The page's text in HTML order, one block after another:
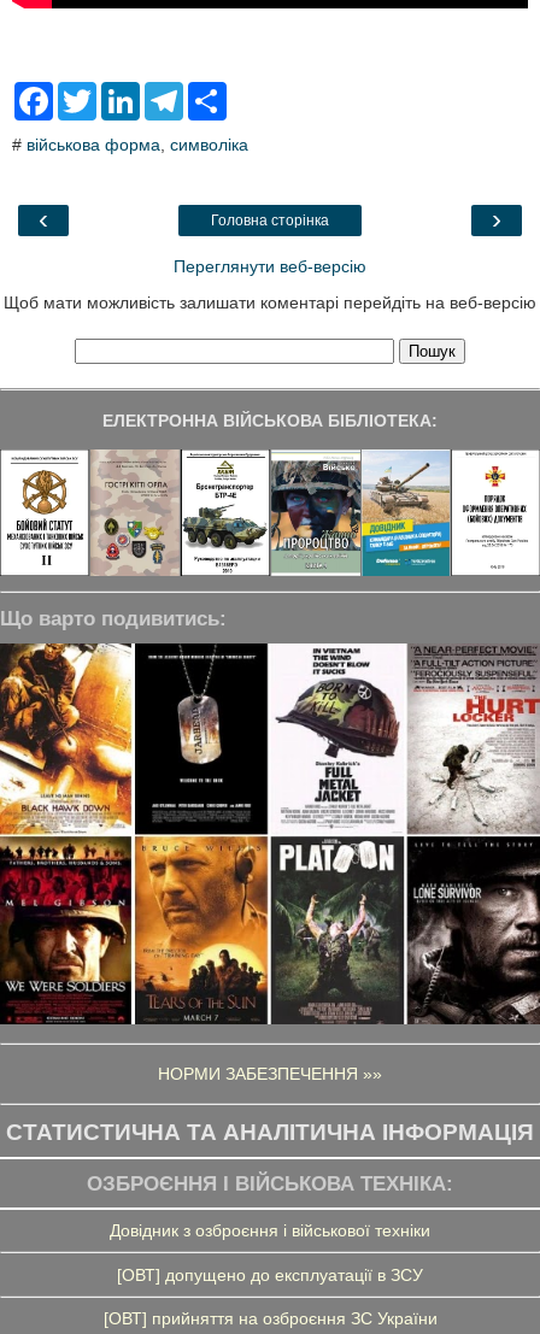
F
e
o
T
t
L
k
T
e
a
r
# військова форма символіка
‹ ›
Головна сторінка
Переглянути веб-версію
Щоб мати можливість залишати коментарі перейдіть на веб-версію
ЕЛЕКТРОННА ВІЙСЬКОВА БІБЛІОТЕКА:
Що варто подивитись:
НОРМИ ЗАБЕЗПЕЧЕННЯ »»
СТАТИСТИЧНА ТА АНАЛІТИЧНА ІНФОРМАЦІЯ
ОЗБРОЄННЯ І ВІЙСЬКОВА ТЕХНІКА:
Довідник з озброєння і військової техніки
[ОВТ] допущено до експлуатації в ЗСУ
[ОВТ] прийняття на озброєння ЗС України